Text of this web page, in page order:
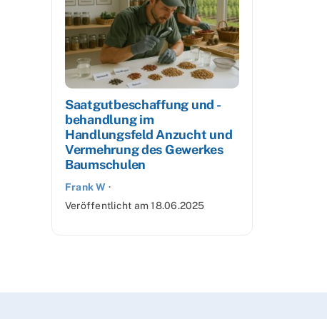
Saatgutbeschaffung und -
behandlung im
Handlungsfeld Anzucht und
Vermehrung des Gewerkes
Baumschulen
Frank W ·
Veröffentlicht am18.06.2025